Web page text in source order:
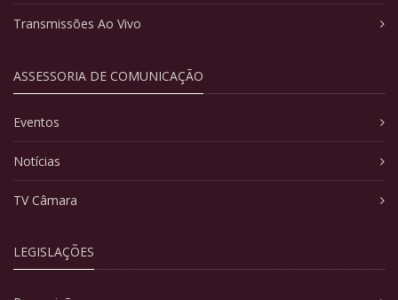
Transmissões Ao Vivo
ASSESSORIA DE COMUNICAÇÃO
Eventos
Notícias
TV Câmara
LEGISLAÇÕES